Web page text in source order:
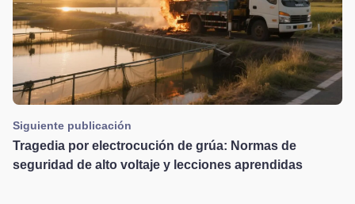
Siguiente publicación
Tragedia por electrocución de grúa: Normas de
seguridad de alto voltaje y lecciones aprendidas